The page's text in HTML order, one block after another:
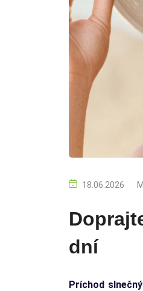
18.06.2026
dní
Príchod